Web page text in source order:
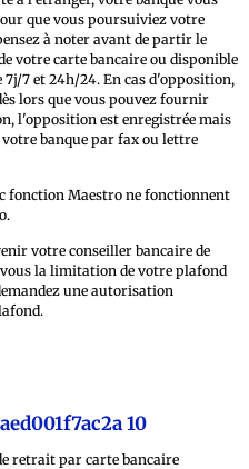
que vous poursuiviez votre
à noter avant de partir le
votre carte bancaire ou disponible
7j/7 et 24h/24. En cas d'opposition,
lors que vous pouvez fournir
l'opposition est enregistrée mais
banque par fax ou lettre
fonction Maestro ne fonctionnent
votre conseiller bancaire de
la limitation de votre plafond
une autorisation
retrait par carte bancaire